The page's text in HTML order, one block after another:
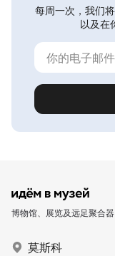
每周一次，我们
以及在
博物馆、展览及远足聚合器
莫斯科